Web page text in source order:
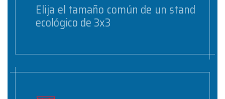
Elija el tamaño común de un stand
ecológico de 3x3